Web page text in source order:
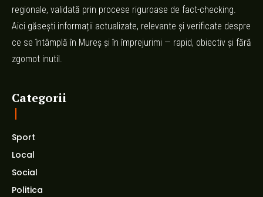
regionale, validată prin procese riguroase de fact-checking.
Aici găsești informații actualizate, relevante și verificate despre
ce se întâmplă în Mureș și în împrejurimi — rapid, obiectiv și fără
zgomot inutil.
Categorii
Sport
Local
Social
Politica